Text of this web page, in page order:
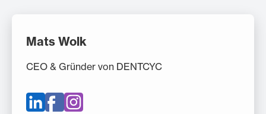
Mats Wolk
CEO & Gründer von DENTCYC